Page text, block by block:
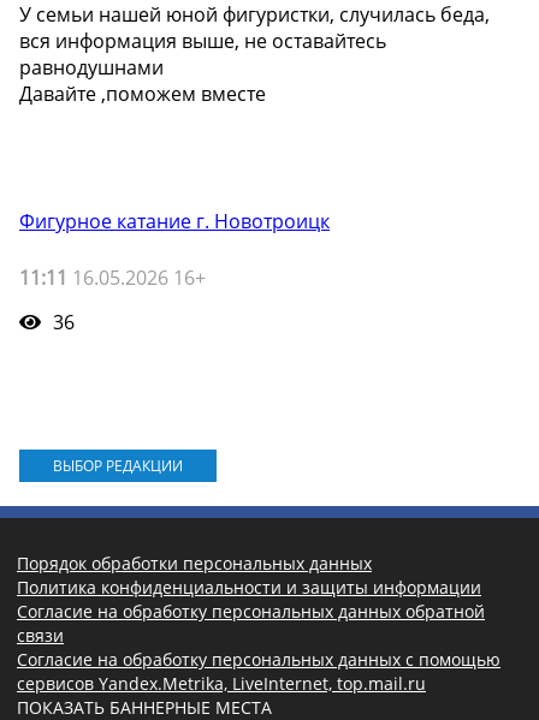
️У семьи нашей юной фигуристки, случилась беда,
вся информация выше, не оставайтесь
равнодушнами
Давайте ,поможем вместе ️
Фигурное катание г. Новотроицк
11:11 16.05.2026 16+
36
ВЫБОР РЕДАКЦИИ
Порядок обработки персональных данных
Политика конфиденциальности и защиты информации
Согласие на обработку персональных данных обратной
связи
Согласие на обработку персональных данных с помощью
сервисов Yandex.Metrika, LiveInternet, top.mail.ru
ПОКАЗАТЬ БАННЕРНЫЕ МЕСТА